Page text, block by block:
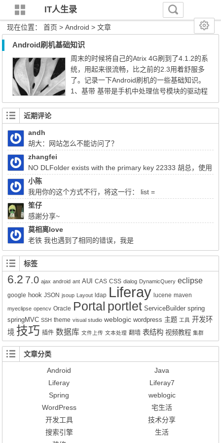
IT人生录
现在位置：首页 >Android > 文章
Android刷机基础知识
周末的时候将自己的Atrix 4G刷到了4.1.2的系
统，用起来很流畅，比之前的2.3用着舒服多
了。记录一下Android刷机的一些基础知识。
1、基带 基带是手机中处理信号模块的驱动程
序，也就是调整解调器的驱动程序。不同的
优化，通过刷基带可以调整手机的信号强
西，可以将此看作一个手机系统的骨架。通
近期评论
andh
胡大：网站怎么不能访问了？
zhangfei
NO DLFolder exists with the primary key 22333 胡总，使用
liferay上传文件报了这个错，该怎么解决
小陈
我用你的这个方式不行，将这一行： list =
(List)QueryUtil.list(q, getDialect(),start, end, false); 注释掉换成：
list = q.list();前面的：Query q = session.createQuery(sql); 换成
Query q = session.createSQLQuery(HQL).addEntity("这里是xx-
service.xml的名称", 类名Impl.class);就可以实现查询功能了。但是
有个问题就是只能得到该类的所有属性所对应的值，其它类的值无
法获得。比如我们的sql写联查就只能得到其中一张表的数据而不是
该SQL语句查询到的所有数据。求教该如何解决的好呢？
笙仔
感謝分享~
莫相离love
老铁 我也遇到了相同的错误，我是
Liferay7.0.4+openldap2.4报的这个错，请问你解决了吗？
标签
6.2 7.0 ajax android ant AUI CAS CSS dialog DynamicQuery eclipse
google hook JSON jsoup Layout ldap Liferay lucene maven
myeclipse opencv Oracle Portal portlet ServiceBuilder spring
springMVC SSH theme visual studio weblogic wordpress 主题 工具 开发环
境 技巧 插件 数据库 文件上传 文本处理 翻墙 表结构 视频教程 集群
文章分类
Android
Java
Liferay
Liferay7
Spring
weblogic
WordPress
宅生活
开发工具
技术分享
搜索引擎
生活